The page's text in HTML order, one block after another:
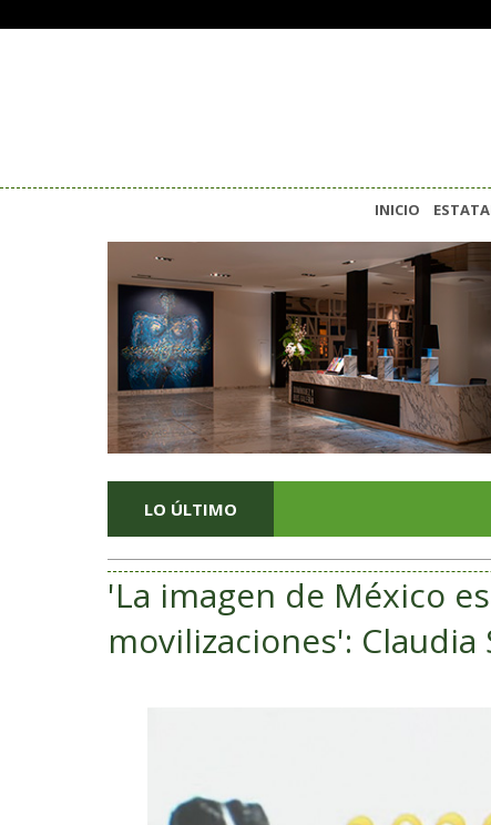
INICIO
LO ÚLTIMO
'La imagen de México
movilizaciones': Claudia